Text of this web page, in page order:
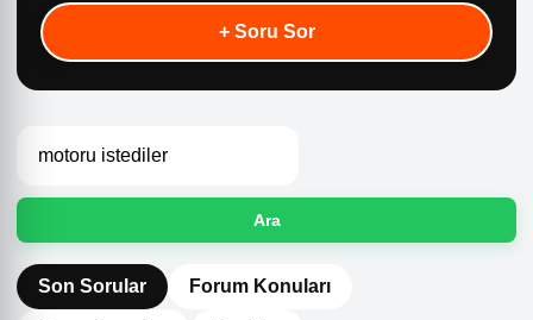
+ Soru Sor
Ara
Son Sorular Forum Konuları